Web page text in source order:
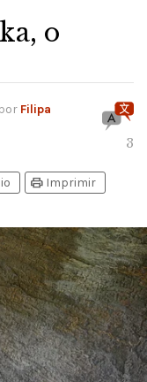
o
Filipa
3
print Imprimir